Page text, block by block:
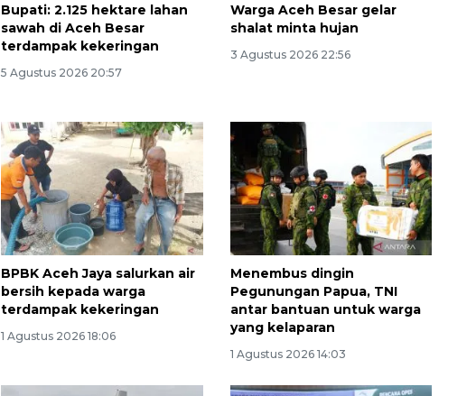
Bupati: 2.125 hektare lahan
sawah di Aceh Besar
terdampak kekeringan
5 Agustus 2026 20:57
Warga Aceh Besar gelar
shalat minta hujan
3 Agustus 2026 22:56
BPBK Aceh Jaya salurkan air
bersih kepada warga
terdampak kekeringan
1 Agustus 2026 18:06
Menembus dingin
Pegunungan Papua, TNI
antar bantuan untuk warga
yang kelaparan
1 Agustus 2026 14:03
Vaksin HPV untuk siswa laki-
2026-08-06 06:30:00